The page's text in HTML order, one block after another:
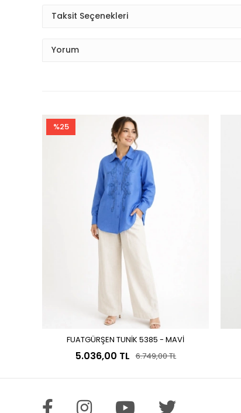
Taksit Seçenekleri
Yorum
%25
Sepete Ekle
FUATGÜRŞEN TUNİK 5385 - MAVİ
5.036,00 TL 6.749,00 TL